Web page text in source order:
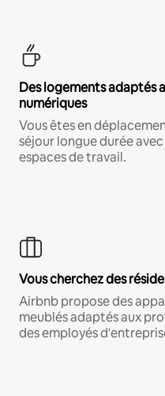
Des logements adaptés
numériques
Vous êtes en
séjour longue durée
espaces de travail.
Vous cherchez des
Airbnb propose des
meublés adaptés aux
des employés